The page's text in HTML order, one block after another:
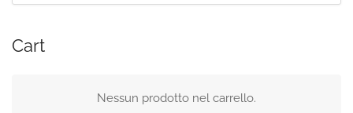
Cart
Nessun prodotto nel carrello.